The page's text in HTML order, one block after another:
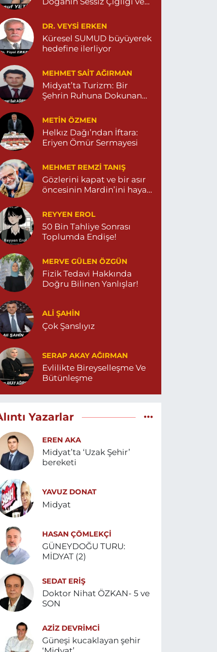
İlknur Eczanesi
MAH. VATAN CAD. NO:2A 04825911091
0 (482) 591 10 91 Yol Tarifi Al
Turan Eczanesi
MAHALLE KISMETLİ CADDE NO:59D
OCAĞI YANI 04823813670
DR. VEYSI ERKEN
Küresel SUMUD büyüyerek
hedefine ilerliyor
MEHMET SAIT AĞIRMAN
Midyat’ta Turizm: Bir
Şehrin Ruhuna Dokunan
METIN ÖZMEN
Helkız Dağı’ndan İftara:
Eriyen Ömür Sermayesi
MEHMET REMZI TANIŞ
Gözlerini kapat ve bir asır
öncesinin Mardin’ini hayal
REYYEN EROL
50 Bin Tahliye Sonrası
Toplumda Endişe!
MERVE GÜLEN ÖZGÜN
Fizik Tedavi Hakkında
Doğru Bilinen Yanlışlar!
ALI ŞAHİN
Çok Şanslıyız
SERAP AKAY AĞIRMAN
Evlilikte Bireyselleşme Ve
Bütünleşme
Yazarlar
EREN AKA
Midyat’ta ‘Uzak Şehir’
bereketi
YAVUZ DONAT
Midyat
HASAN ÇÖMLEKÇİ
GÜNEYDOĞU TURU:
MİDYAT (2)
SEDAT ERİŞ
Doktor Nihat ÖZKAN- 5 ve
SON
AZIZ DEVRIMCI
Güneşi kucaklayan şehir